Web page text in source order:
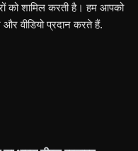
को शामिल करती है। हम आपको
वीडियो प्रदान करते हैं.